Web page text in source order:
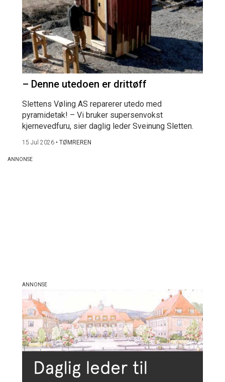
– Denne utedoen er drittøff
Slettens Vøling AS reparerer utedo med
pyramidetak! – Vi bruker supersenvokst
kjernevedfuru, sier daglig leder Sveinung Sletten.
15 Jul 2026 • TØMREREN